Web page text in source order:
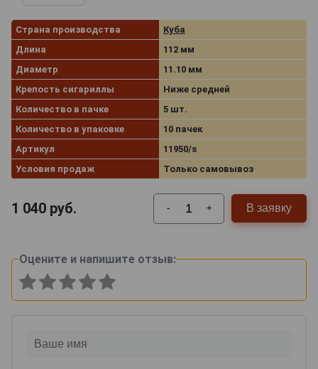
Страна производства
Куба
Длина
112 мм
Диаметр
11.10 мм
Крепость сигариллы
Ниже средней
Количество в пачке
5 шт.
Количество в упаковке
10 пачек
Артикул
11950/s
Условия продаж
Только самовывоз
1 040 руб. - + В заявку
Оцените и напишите отзыв: